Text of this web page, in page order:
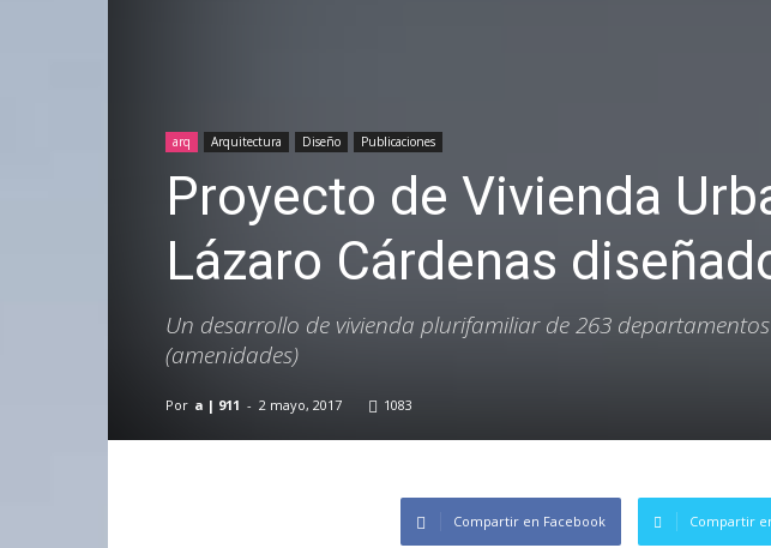
arq Arquitectura Diseño Publicaciones
Proyecto de Vivienda
Lázaro Cárdenas
Un desarrollo de vivienda plurifamiliar de 263
(amenidades)
Por a | 911 - 2 mayo, 2017 1083
Compartir en Facebook Compartir